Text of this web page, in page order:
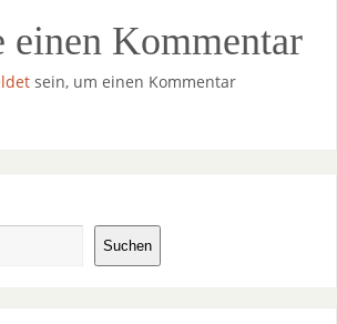
einen Kommentar
sein, um einen Kommentar
Suchen